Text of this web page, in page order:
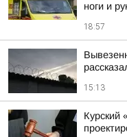
ноги и
18:57
15:13
Курский